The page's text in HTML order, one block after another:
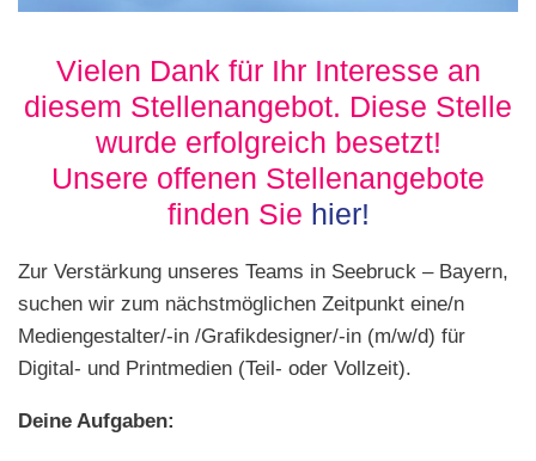
Vielen Dank für Ihr Interesse an
diesem Stellenangebot. Diese Stelle
wurde erfolgreich besetzt!
Unsere offenen Stellenangebote
finden Sie hier!
Zur Verstärkung unseres Teams in Seebruck – Bayern,
suchen wir zum nächstmöglichen Zeitpunkt eine/n
Mediengestalter/-in /Grafikdesigner/-in (m/w/d) für
Digital- und Printmedien (Teil- oder Vollzeit).
Deine Aufgaben: